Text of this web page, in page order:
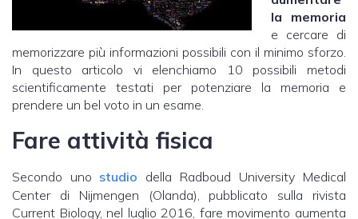
la memoria
e cercare di
memorizzare più informazioni possibili con il minimo sforzo.
In questo articolo vi elenchiamo 10 possibili metodi
scientificamente testati per potenziare la memoria e
prendere un bel voto in un esame.
Fare attività fisica
Secondo uno studio della Radboud University Medical
Center di Nijmengen (Olanda), pubblicato sulla rivista
Current Biology, nel luglio 2016, fare movimento aumenta